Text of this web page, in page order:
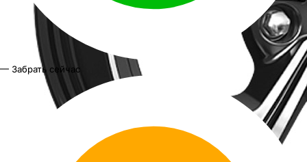
— Забрать сейчас